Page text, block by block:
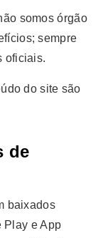
somos órgão
sempre
oficiais.
do site são
de
baixados
Play e App